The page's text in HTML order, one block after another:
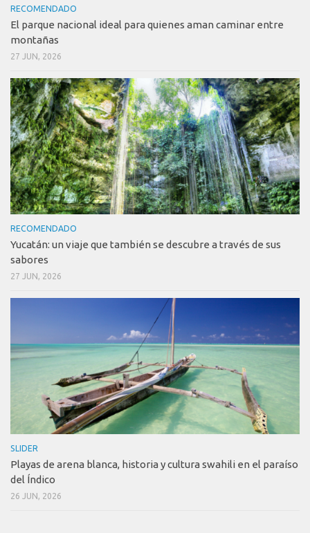
RECOMENDADO
El parque nacional ideal para quienes aman caminar entre
montañas
27 JUN, 2026
RECOMENDADO
Yucatán: un viaje que también se descubre a través de sus
sabores
27 JUN, 2026
SLIDER
Playas de arena blanca, historia y cultura swahili en el paraíso
del Índico
26 JUN, 2026